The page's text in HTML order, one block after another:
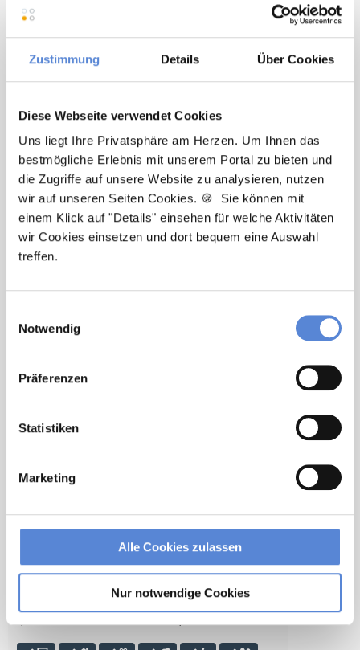
Zustimmung Details Über Cookies
Diese Webseite verwendet Cookies
Uns liegt Ihre Privatsphäre am Herzen. Um Ihnen das
bestmögliche Erlebnis mit unserem Portal zu bieten und
die Zugriffe auf unsere Website zu analysieren, nutzen
wir auf unseren Seiten Cookies. 🍪 Sie können mit
einem Klick auf "Details" einsehen für welche Aktivitäten
wir Cookies einsetzen und dort bequem eine Auswahl
treffen.
Notwendig
Präferenzen
Statistiken
Marketing
Alle Cookies zulassen
Nur notwendige Cookies
Neckar in Voll- oder Teilzeit. Tankgutschein
öffentliche Verkehrsmittel, Gute
Erreichbarkeit mit öffentlichen
Praxis, Dienstwagen, Hilfe bei
Übertarifliche Bezahlung, Betriebliche
Altersvorsorge, Treuer Patientenstamm,
Nachfolger gesucht, Fort- und
Weiterbildung, Urlaub für Fortbildungen,
Arbeitskleidung wird gestellt.
sofort inMarburg
Voll- oder Teilzeit. Tankgutschein bzw.
mit öffentlichen Verkehrsmitteln, Moderne
Wohnungssuche, Weihnachtsgeld,
Betriebliche Altersvorsorge, Option zur
Partnerschaft, Einblick in Umsatzzahlen,
Nachfolger gesucht.